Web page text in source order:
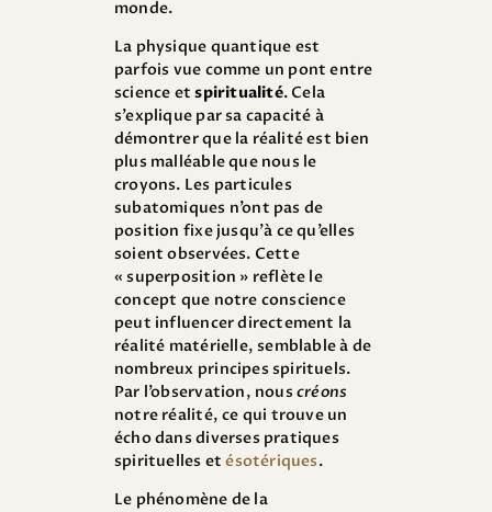
monde.
La physique quantique est
parfois vue comme un pont entre
science etspiritualité. Cela
s’explique par sa capacité à
démontrer que la réalité est bien
plus malléable que nous le
croyons. Les particules
subatomiques n’ont pas de
position fixe jusqu’à ce qu’elles
soient observées. Cette
« superposition » reflète le
concept que notre conscience
peut influencer directement la
réalité matérielle, semblable à de
nombreux principes spirituels.
Par l’observation, nouscréons
notre réalité, ce qui trouve un
écho dans diverses pratiques
spirituelles etésotériques.
Le phénomène de la